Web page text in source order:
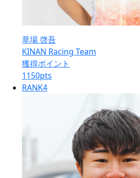
草場 啓吾
KINAN Racing Team
獲得ポイント
1150pts
RANK4